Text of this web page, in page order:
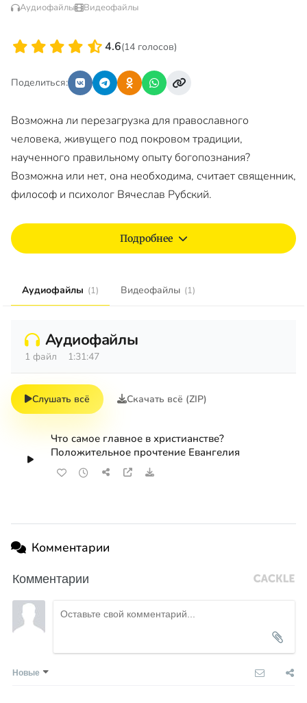
Аудиофайлы Видеофайлы
4.6(14 голосов)
Поделиться:
Возможна ли перезагрузка для православного
человека, живущего под покровом традиции,
наученного правильному опыту богопознания?
Возможна или нет, она необходима, считает священник,
философ и психолог Вячеслав Рубский.
Подробнее
Аудиофайлы (1) Видеофайлы (1)
Аудиофайлы
1 файл 1:31:47
Слушать всё Скачать всё (ZIP)
Что самое главное в христианстве?
Положительное прочтение Евангелия
Комментарии
Комментарии
Новые